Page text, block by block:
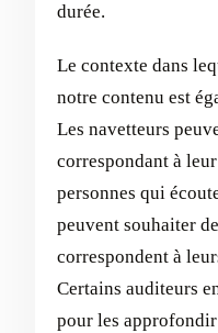
durée.
Le contexte dans
notre contenu est
Les navetteurs
correspondant à
personnes qui
peuvent souhaiter
correspondent à
Certains auditeurs
pour les